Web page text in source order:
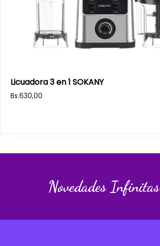
Licuadora 3 en 1 SOKANY
Bs.630,00
Novedades Infinitas